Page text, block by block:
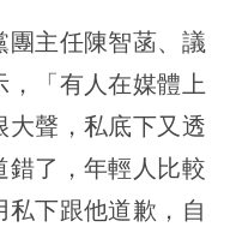
團主任陳智菡、議
，「有人在媒體上
聲，私底下又透
了，年輕人比較
下跟他道歉，自